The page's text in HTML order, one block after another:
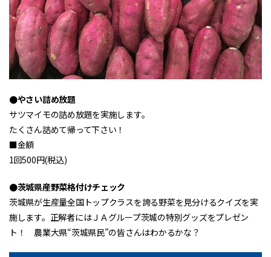
●やさい詰め放題
サツマイモの詰め放題を実施します。
たくさん詰めて帰って下さい！
■金額
1回500円(税込)
●茨城県産野菜格付けチェック
茨城県が生産量全国トップクラスを誇る野菜を見分けるクイズを実
施します。正解者にはＪＡグループ茨城の特別グッズをプレゼン
ト！ 農業大県“茨城県民”の皆さんはわかるかな？